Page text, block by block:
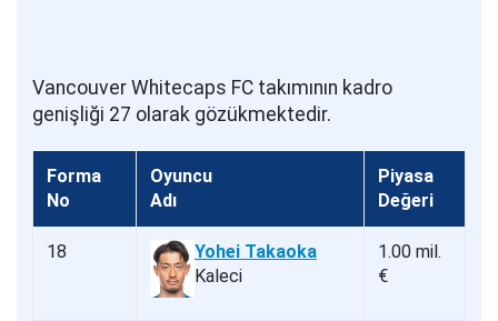
Vancouver Whitecaps FC takımının kadro
genişliği 27 olarak gözükmektedir.
Forma
No
Oyuncu
Adı
Piyasa
Değeri
18
Yohei Takaoka
Kaleci
1.00 mil.
€